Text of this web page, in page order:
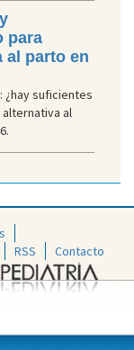
para
al parto en
¿hay suficientes
al
RSS Contacto